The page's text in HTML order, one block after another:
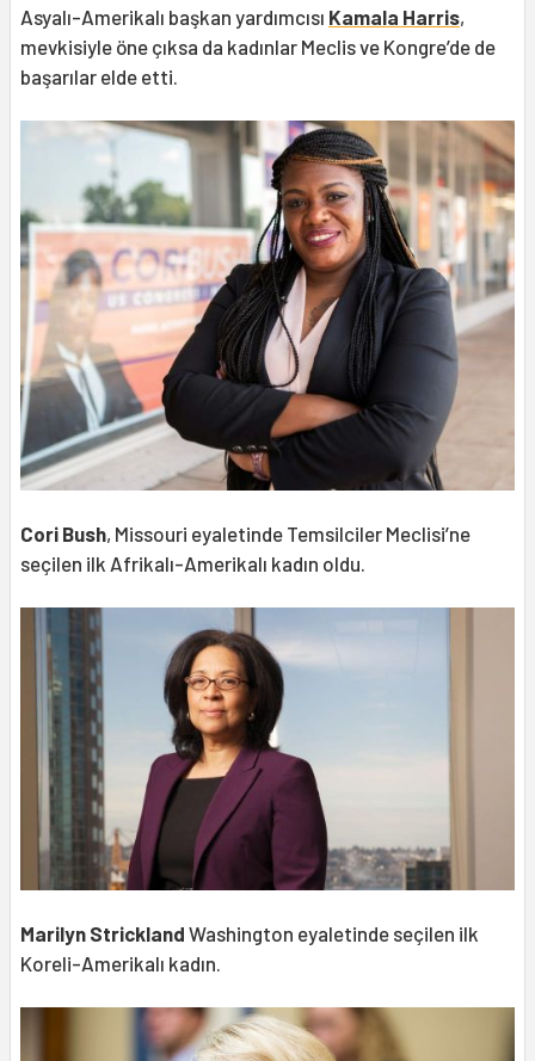
Asyalı-Amerikalı başkan yardımcısı Kamala Harris,
mevkisiyle öne çıksa da kadınlar Meclis ve Kongre’de de
başarılar elde etti.
Cori Bush, Missouri eyaletinde Temsilciler Meclisi’ne
seçilen ilk Afrikalı-Amerikalı kadın oldu.
Marilyn Strickland Washington eyaletinde seçilen ilk
Koreli-Amerikalı kadın.